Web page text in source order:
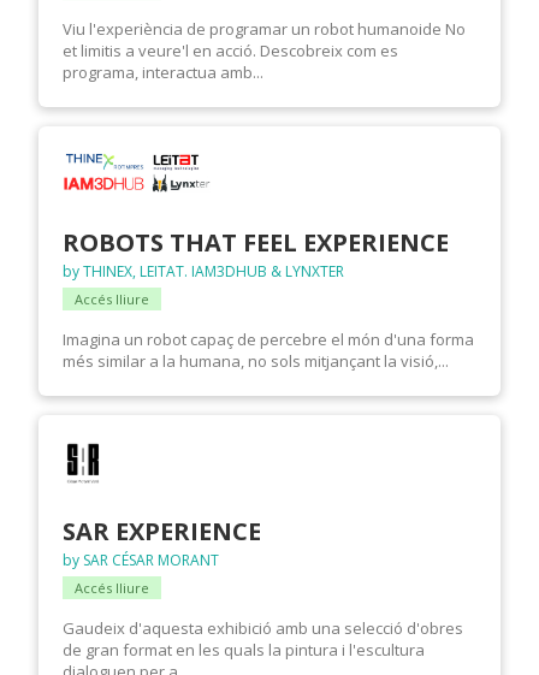
Viu l'experiència de programar un robot humanoide No
et limitis a veure'l en acció. Descobreix com es
programa, interactua amb...
ROBOTS THAT FEEL EXPERIENCE
by THINEX, LEITAT. IAM3DHUB & LYNXTER
Accés lliure
Imagina un robot capaç de percebre el món d'una forma
més similar a la humana, no sols mitjançant la visió,...
SAR EXPERIENCE
by SAR CÉSAR MORANT
Accés lliure
Gaudeix d'aquesta exhibició amb una selecció d'obres
de gran format en les quals la pintura i l'escultura